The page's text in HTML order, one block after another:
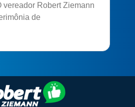
vereador Robert Ziemann
de